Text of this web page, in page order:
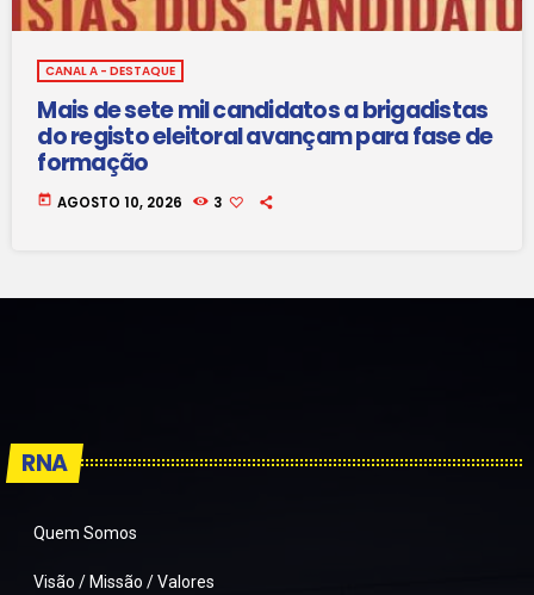
CANAL A - DESTAQUE
Mais de sete mil candidatos a brigadistas
do registo eleitoral avançam para fase de
formação
today AGOSTO 10, 2026 3
RNA
Quem Somos
Visão / Missão / Valores